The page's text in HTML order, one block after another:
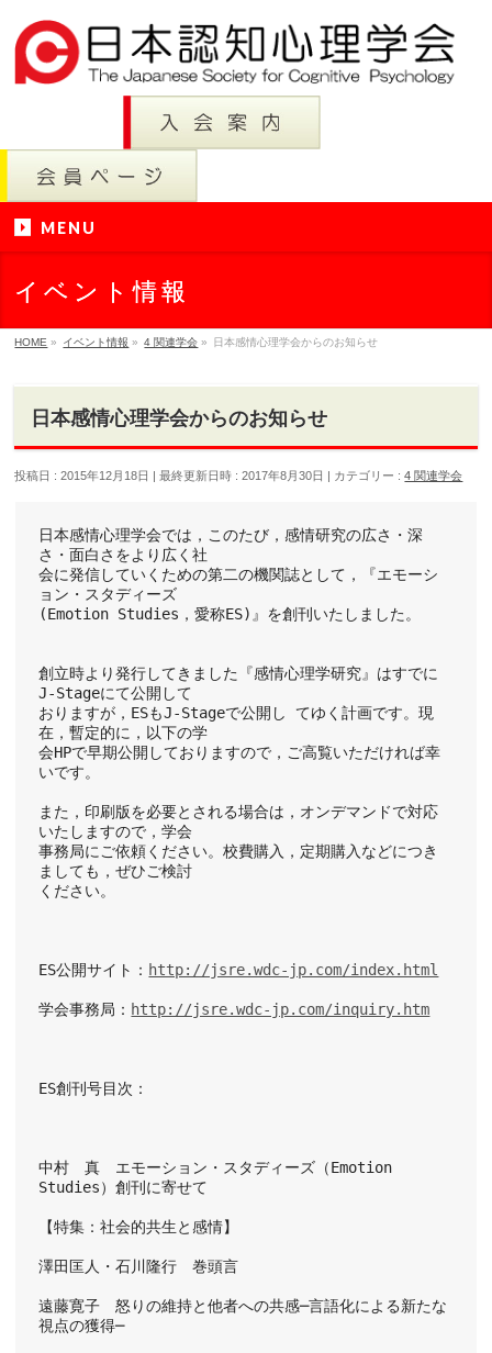
MENU
イベント情報
HOME » イベント情報 » 4 関連学会 » 日本感情心理学会からのお知らせ
日本感情心理学会からのお知らせ
投稿日 : 2015年12月18日 最終更新日時 : 2017年8月30日 カテゴリー :4 関連学会
日本感情心理学会では，このたび，感情研究の広さ・深
さ・面白さをより広く社
会に発信していくための第二の機関誌として，『エモーシ
ョン・スタディーズ
(Emotion Studies，愛称ES)』を創刊いたしました。
創立時より発行してきました『感情心理学研究』はすでに
J-Stageにて公開して
おりますが，ESもJ-Stageで公開し てゆく計画です。現
在，暫定的に，以下の学
会HPで早期公開しておりますので，ご高覧いただければ幸
いです。
また，印刷版を必要とされる場合は，オンデマンドで対応
いたしますので，学会
事務局にご依頼ください。校費購入，定期購入などにつき
ましても，ぜひご検討
ください。
ES公開サイト： http://jsre.wdc-jp.com/index.html
学会事務局： http://jsre.wdc-jp.com/inquiry.htm
ES創刊号目次：
中村　真　エモーション・スタディーズ（Emotion
Studies）創刊に寄せて
【特集：社会的共生と感情】
澤田匡人・石川隆行　巻頭言
遠藤寛子　怒りの維持と他者への共感─言語化による新たな
視点の獲得─